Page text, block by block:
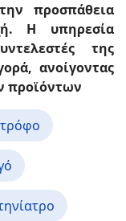
προσπάθεια
Η υπηρεσία
της
ανοίγοντας
προϊόντων